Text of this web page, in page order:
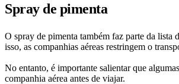
Spray de pimenta
O spray de pimenta também faz parte da lista
isso, as companhias aéreas restringem o
No entanto, é importante salientar que
companhia aérea antes de viajar.